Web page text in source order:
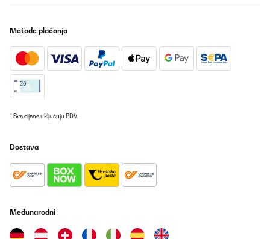
stars from me *****
Tee
Prevedi
sehr ordentlich. Bei meiner offenen Dachgeschoss Wohnung 58
qm Fläche ( mit teil offenem Deckenbereich zur Dachgaube hin )
lag die Innenraumtemperatir bei 34°. Die Klimanlage hat es
einer Wärmelast schon vorbelastet durch die 34° ). Die
halten bis zum Ende des Abends. Sobald es draußen kälter wurde
Metode plaćanja
* Sve cijene uključuju PDV.
Dostava
Međunarodni